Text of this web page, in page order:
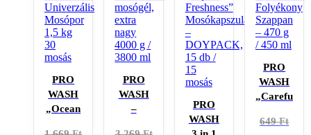
PRO
WASH
„Ocean
PRO
WASH
–
PRO
WASH
PRO
WASH
„Careful
Folyékony
649Ft
Original
Current